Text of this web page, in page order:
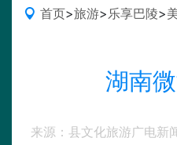
首页>旅游>乐享巴陵>
湖南
来源：县文化旅游广电新